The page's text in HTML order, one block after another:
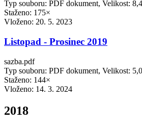
Typ souboru: PDF dokument, Velikost:
Staženo: 175×
Vloženo: 20. 5. 2023
Listopad - Prosinec 2019
sazba.pdf
Typ souboru: PDF dokument, Velikost:
Staženo: 144×
Vloženo: 14. 3. 2024
2018